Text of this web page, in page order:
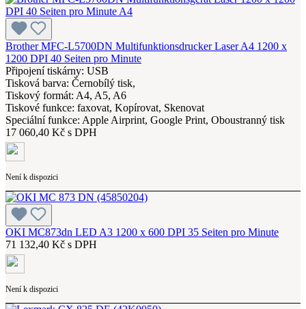
Brother MFC-L5700DN Multifunktionsdrucker Laser A4 1200 x
1200 DPI 40 Seiten pro Minute
Připojení tiskárny: USB
Tisková barva: Černobílý tisk,
Tiskový formát: A4, A5, A6
Tiskové funkce: faxovat, Kopírovat, Skenovat
Speciální funkce: Apple Airprint, Google Print, Oboustranný tisk
17 060,40 Kč s DPH
Není k dispozici
OKI MC873dn LED A3 1200 x 600 DPI 35 Seiten pro Minute
71 132,40 Kč s DPH
Není k dispozici